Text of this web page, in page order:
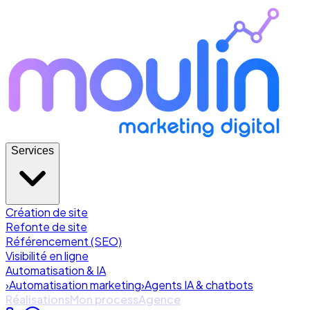
Services
Création de site
Refonte de site
Référencement (SEO)
Visibilité en ligne
Automatisation & IA
›Automatisation marketing›Agents IA & chatbots
RéalisationsMon processAgence